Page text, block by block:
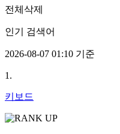
전체삭제
인기 검색어
2026-08-07 01:10 기준
1.
키보드